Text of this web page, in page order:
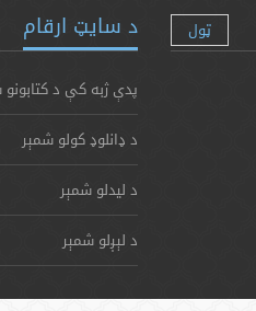
ټول د سایټ ارقام
پدې ژبه کې د
د ډانلوډ کولو شمېر
د لیدلو شمېر
د لېږلو شمېر